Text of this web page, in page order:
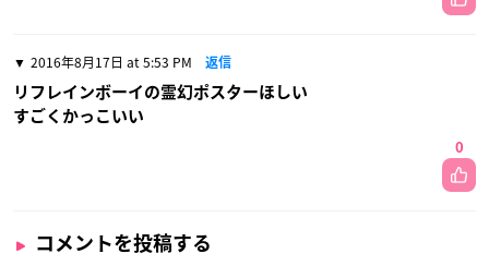
2016年8月17日 at 5:53 PM 返信
リフレインボーイの霊幻ポスターほしい
すごくかっこいい
0
コメントを投稿する